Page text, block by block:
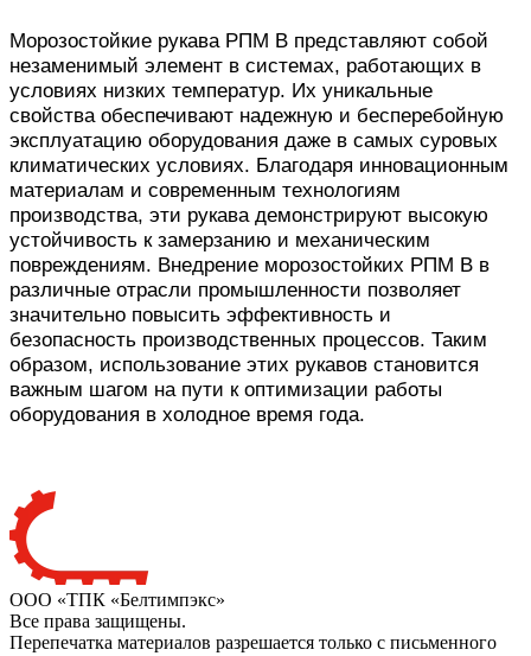
Морозостойкие рукава РПМ В представляют собой
незаменимый элемент в системах, работающих в
условиях низких температур. Их уникальные
свойства обеспечивают надежную и бесперебойную
эксплуатацию оборудования даже в самых суровых
климатических условиях. Благодаря инновационным
материалам и современным технологиям
производства, эти рукава демонстрируют высокую
устойчивость к замерзанию и механическим
повреждениям. Внедрение морозостойких РПМ В в
различные отрасли промышленности позволяет
значительно повысить эффективность и
безопасность производственных процессов. Таким
образом, использование этих рукавов становится
важным шагом на пути к оптимизации работы
оборудования в холодное время года.
ООО «ТПК «Белтимпэкс»
Все права защищены.
Перепечатка материалов разрешается только с письменного